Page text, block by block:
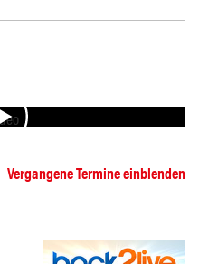
Vergangene Termine einblenden